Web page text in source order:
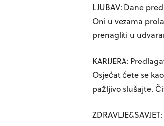
LJUBAV: Dane
Oni u vezama
prenagliti u
KARIJERA:
Osjećat ćete se
pažljivo slušajte.